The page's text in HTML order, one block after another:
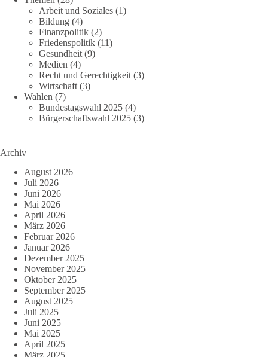
Arbeit und Soziales (1)
Bildung (4)
Finanzpolitik (2)
Friedenspolitik (11)
Gesundheit (9)
Medien (4)
Recht und Gerechtigkeit (3)
Wirtschaft (3)
Wahlen (7)
Bundestagswahl 2025 (4)
Bürgerschaftswahl 2025 (3)
Archiv
August 2026
Juli 2026
Juni 2026
Mai 2026
April 2026
März 2026
Februar 2026
Januar 2026
Dezember 2025
November 2025
Oktober 2025
September 2025
August 2025
Juli 2025
Juni 2025
Mai 2025
April 2025